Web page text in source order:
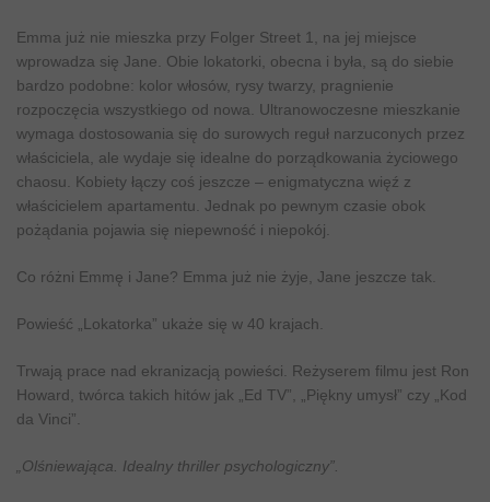
Emma już nie mieszka przy Folger Street 1, na jej miejsce
wprowadza się Jane. Obie lokatorki, obecna i była, są do siebie
bardzo podobne: kolor włosów, rysy twarzy, pragnienie
rozpoczęcia wszystkiego od nowa. Ultranowoczesne mieszkanie
wymaga dostosowania się do surowych reguł narzuconych przez
właściciela, ale wydaje się idealne do porządkowania życiowego
chaosu. Kobiety łączy coś jeszcze – enigmatyczna więź z
właścicielem apartamentu. Jednak po pewnym czasie obok
pożądania pojawia się niepewność i niepokój.
Co różni Emmę i Jane? Emma już nie żyje, Jane jeszcze tak.
Powieść „Lokatorka” ukaże się w 40 krajach.
Trwają prace nad ekranizacją powieści. Reżyserem filmu jest Ron
Howard, twórca takich hitów jak „Ed TV”, „Piękny umysł” czy „Kod
da Vinci”.
„Olśniewająca. Idealny thriller psychologiczny”.